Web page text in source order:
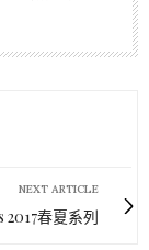
NEXT ARTICLE
2017春夏系列